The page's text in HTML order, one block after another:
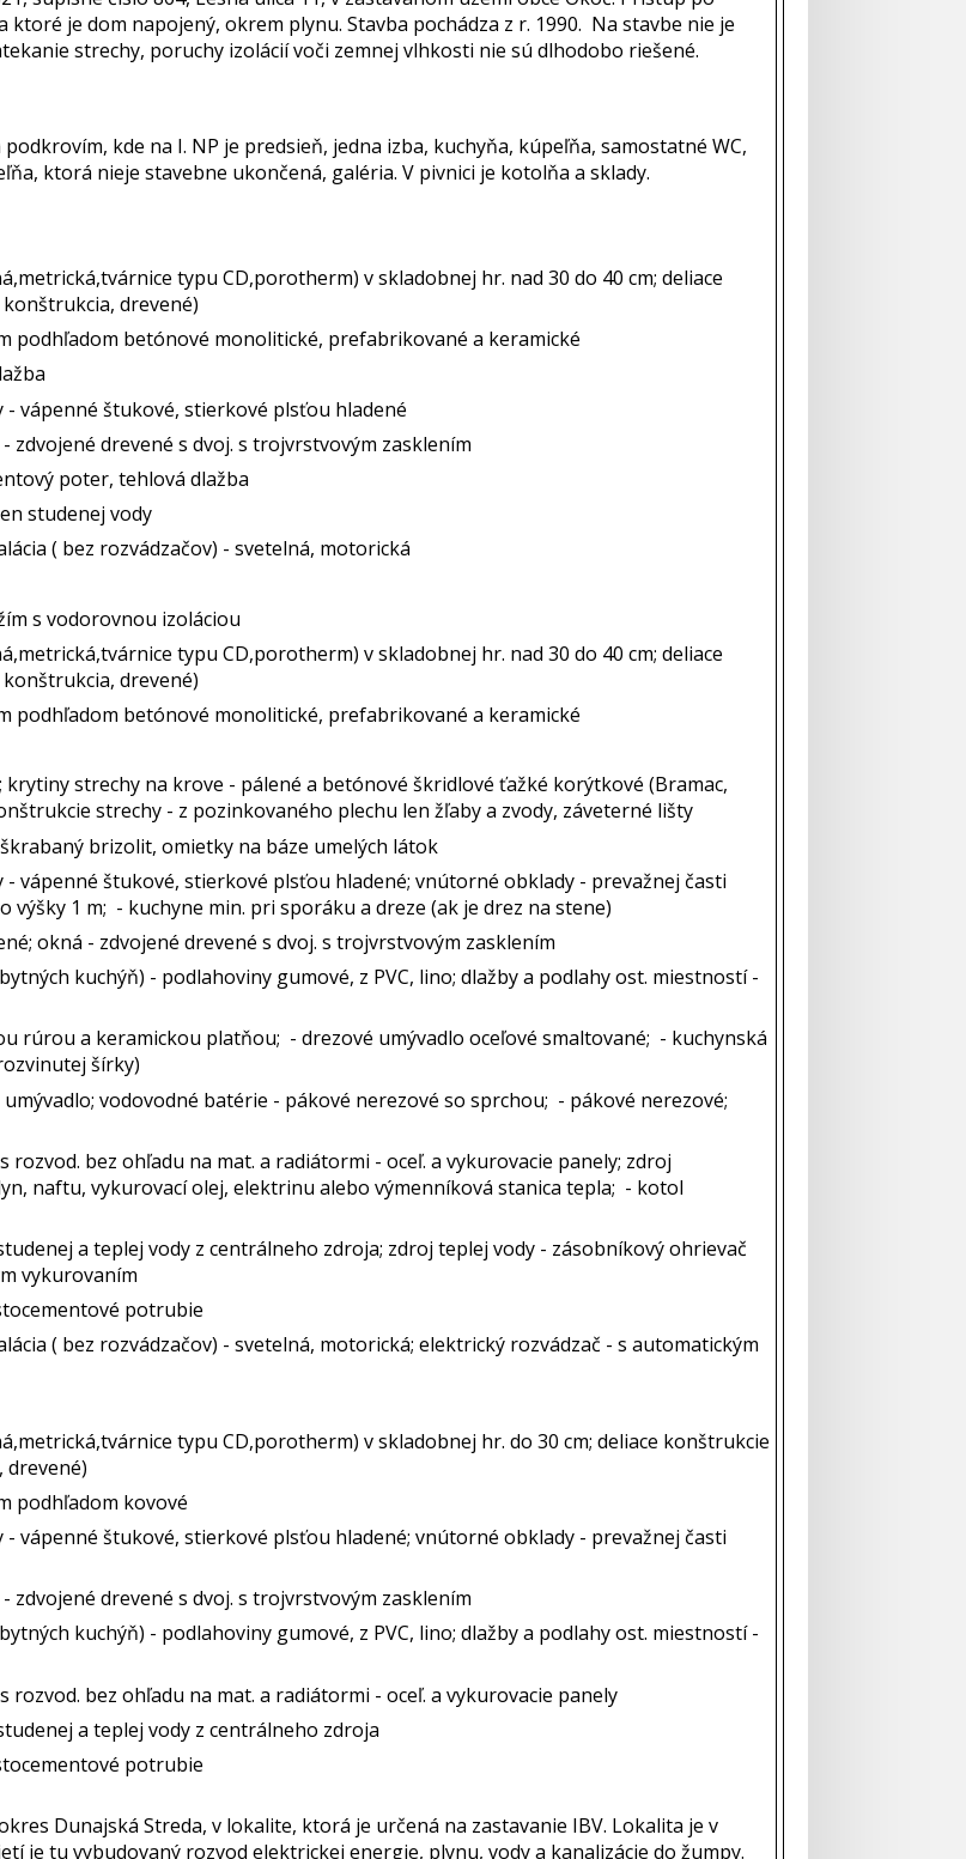
je dom napojený, okrem plynu. Stavba pochádza z r. 1990. Na stavbe nie je
strechy, poruchy izolácií voči zemnej vlhkosti nie sú dlhodobo riešené.
kde na I. NP je predsieň, jedna izba, kuchyňa, kúpeľňa, samostatné WC,
ktorá nieje stavebne ukončená, galéria. V pivnici je kotolňa a sklady.
typu CD,porotherm) v skladobnej hr. nad 30 do 40 cm; deliace
drevené)
podhľadom betónové monolitické, prefabrikované a keramické
vápenné štukové, stierkové plsťou hladené
drevené s dvoj. s trojvrstvovým zasklením
poter, tehlová dlažba
studenej vody
( bez rozvádzačov) - svetelná, motorická
s vodorovnou izoláciou
typu CD,porotherm) v skladobnej hr. nad 30 do 40 cm; deliace
drevené)
podhľadom betónové monolitické, prefabrikované a keramické
krytiny strechy na krove - pálené a betónové škridlové ťažké korýtkové (Bramac,
strechy - z pozinkovaného plechu len žľaby a zvody, záveterné lišty
brizolit, omietky na báze umelých látok
vápenné štukové, stierkové plsťou hladené; vnútorné obklady - prevažnej časti
výšky 1 m; - kuchyne min. pri sporáku a dreze (ak je drez na stene)
okná - zdvojené drevené s dvoj. s trojvrstvovým zasklením
kuchýň) - podlahoviny gumové, z PVC, lino; dlažby a podlahy ost. miestností -
rúrou a keramickou platňou; - drezové umývadlo oceľové smaltované; - kuchynská
šírky)
vodovodné batérie - pákové nerezové so sprchou; - pákové nerezové;
bez ohľadu na mat. a radiátormi - oceľ. a vykurovacie panely; zdroj
naftu, vykurovací olej, elektrinu alebo výmenníková stanica tepla; - kotol
a teplej vody z centrálneho zdroja; zdroj teplej vody - zásobníkový ohrievač
vykurovaním
potrubie
( bez rozvádzačov) - svetelná, motorická; elektrický rozvádzač - s automatickým
typu CD,porotherm) v skladobnej hr. do 30 cm; deliace konštrukcie
drevené)
podhľadom kovové
vápenné štukové, stierkové plsťou hladené; vnútorné obklady - prevažnej časti
drevené s dvoj. s trojvrstvovým zasklením
kuchýň) - podlahoviny gumové, z PVC, lino; dlažby a podlahy ost. miestností -
bez ohľadu na mat. a radiátormi - oceľ. a vykurovacie panely
a teplej vody z centrálneho zdroja
potrubie
Dunajská Streda, v lokalite, ktorá je určená na zastavanie IBV. Lokalita je v
je tu vybudovaný rozvod elektrickej energie, plynu, vody a kanalizácie do žumpy.